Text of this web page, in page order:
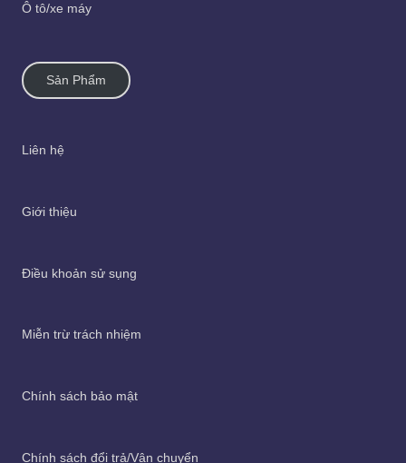
Ô tô/xe máy
Sản Phẩm
Liên hệ
Giới thiệu
Điều khoản sử sụng
Miễn trừ trách nhiệm
Chính sách bảo mật
Chính sách đổi trả/Vận chuyển